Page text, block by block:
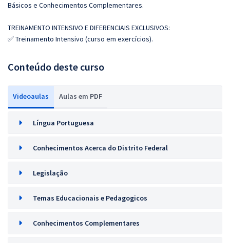
Básicos e Conhecimentos Complementares.
TREINAMENTO INTENSIVO E DIFERENCIAIS EXCLUSIVOS:
✅ Treinamento Intensivo (curso em exercícios).
Conteúdo deste curso
Videoaulas Aulas em PDF
Língua Portuguesa
Conhecimentos Acerca do Distrito Federal
Legislação
Temas Educacionais e Pedagogicos
Conhecimentos Complementares